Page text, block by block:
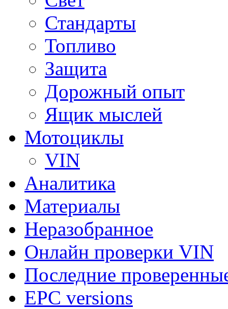
Стандарты
Топливо
Защита
Дорожный опыт
Ящик мыслей
Мотоциклы
VIN
Аналитика
Материалы
Неразобранное
Онлайн проверки VIN
Последние
EPC versions